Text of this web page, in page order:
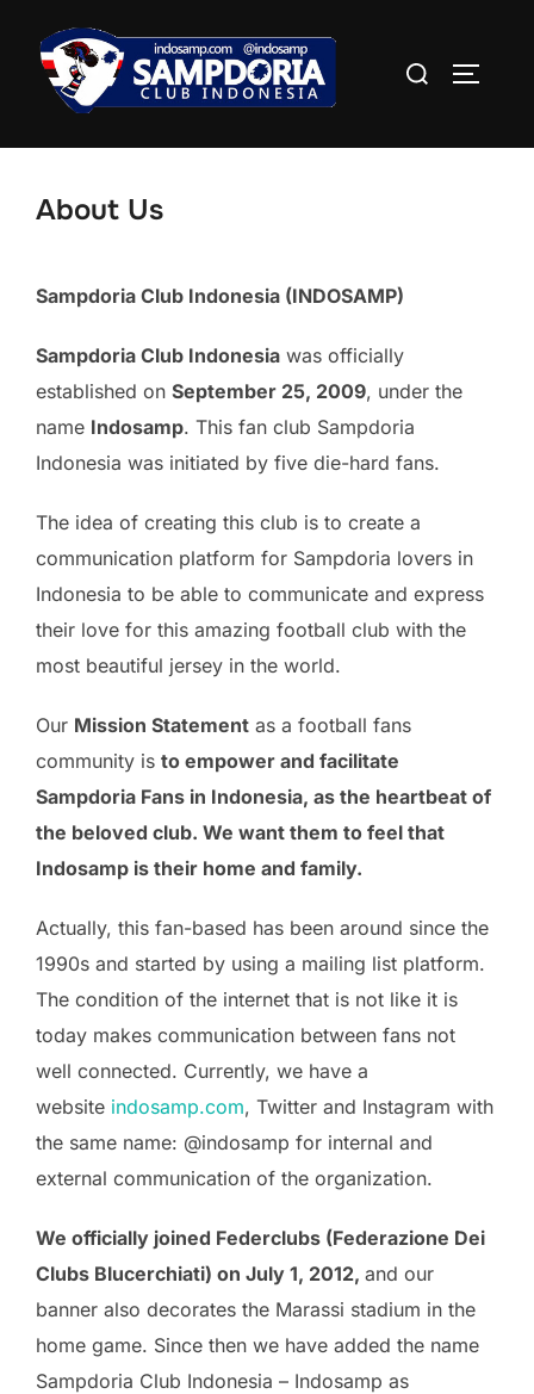
content
Search
About Us
Sampdoria Club Indonesia (INDOSAMP)
Sampdoria Club Indonesia was officially
established on September 25, 2009, under the
name Indosamp. This fan club Sampdoria
Indonesia was initiated by five die-hard fans.
The idea of creating this club is to create a
communication platform for Sampdoria lovers in
Indonesia to be able to communicate and express
their love for this amazing football club with the
most beautiful jersey in the world.
Our Mission Statement as a football fans
community is to empower and facilitate
Sampdoria Fans in Indonesia, as the heartbeat of
the beloved club. We want them to feel that
Indosamp is their home and family.
Actually, this fan-based has been around since the
1990s and started by using a mailing list platform.
The condition of the internet that is not like it is
today makes communication between fans not
well connected. Currently, we have a
website indosamp.com, Twitter and Instagram with
the same name: @indosamp for internal and
external communication of the organization.
We officially joined Federclubs (Federazione Dei
Clubs Blucerchiati) on July 1, 2012, and our
banner also decorates the Marassi stadium in the
home game. Since then we have added the name
Sampdoria Club Indonesia – Indosamp as